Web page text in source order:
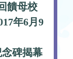
饋母校
年6月9
碑揭幕